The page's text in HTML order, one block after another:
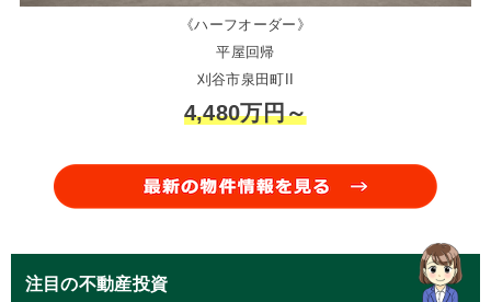
《ハーフオーダー》
平屋回帰
刈谷市泉田町II
4,480万円～
注目の不動産投資